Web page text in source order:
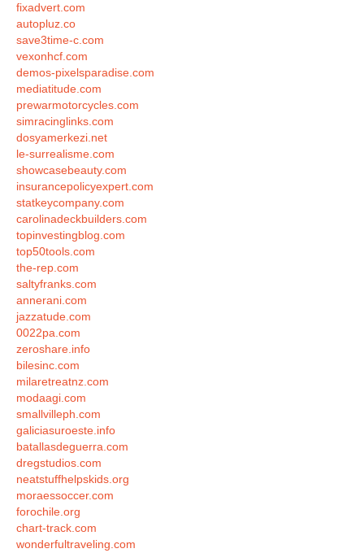
fixadvert.com
autopluz.co
save3time-c.com
vexonhcf.com
demos-pixelsparadise.com
mediatitude.com
prewarmotorcycles.com
simracinglinks.com
dosyamerkezi.net
le-surrealisme.com
showcasebeauty.com
insurancepolicyexpert.com
statkeycompany.com
carolinadeckbuilders.com
topinvestingblog.com
top50tools.com
the-rep.com
saltyfranks.com
annerani.com
jazzatude.com
0022pa.com
zeroshare.info
bilesinc.com
milaretreatnz.com
modaagi.com
smallvilleph.com
galiciasuroeste.info
batallasdeguerra.com
dregstudios.com
neatstuffhelpskids.org
moraessoccer.com
forochile.org
chart-track.com
wonderfultraveling.com